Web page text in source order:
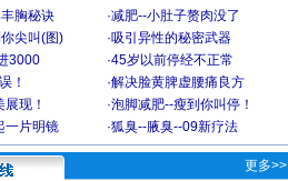
胸秘诀 ·减肥--小肚子赘肉没了
尖叫(图)
·吸引异性的秘密武器
3000
·45岁以前停经不正常
！
·解决脸黄脾虚腰痛良方
现！
·泡脚减肥--瘦到你叫停！
一片明镜
·狐臭--腋臭--09新疗法
更多>>